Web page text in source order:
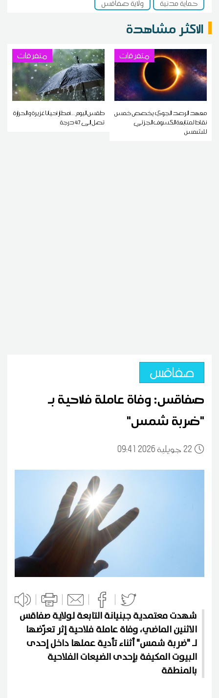
حماية مدنية
ولاية صفاقس
الاكثر مشاهدة
متفرقات
معهد الرصد الجوي يخصص خمس
نقاط لمتابعة الكسوف الجزئي
للشمس
متفرقات
طقس اليوم ...أمطار أحيانا غزيرة و الحرارة
تصل إلى 47 درجة
صفاقس
صفاقس: وفاة عاملة فلاحية بـ
"ضربة شمس"
22 09:41 2026 جويلية
شهدت معتمدية جبنيانة التابعة لولاية صفاقس
الاثنين الماضي، وفاة عاملة فلاحية إثر تعرّضها
لـ "ضربة شمس" أثناء تأدية عملها داخل إحدى
البيوت المكيفة بإحدى الضيعات الفلاحية
بالمنطقة